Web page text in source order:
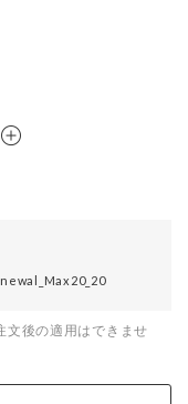
後の適用はできませ